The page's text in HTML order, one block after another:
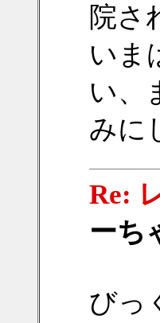
院さ
いま
い、
みに
Re:
ーち
びっ